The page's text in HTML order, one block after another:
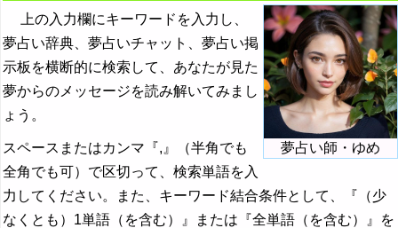
夢占い師・ゆめ
上の入力欄にキーワードを入力し、
夢占い辞典、夢占いチャット、夢占い掲
示板を横断的に検索して、あなたが見た
夢からのメッセージを読み解いてみまし
ょう。
スペースまたはカンマ『,』（半角でも
全角でも可）で区切って、検索単語を入
力してください。また、キーワード結合条件として、『（少
なくとも）1単語（を含む）』または『全単語（を含む）』を